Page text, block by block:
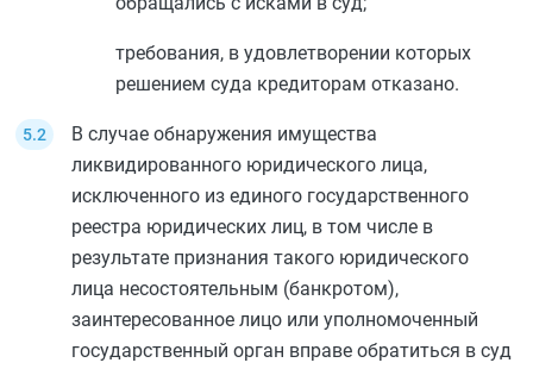
требования, в удовлетворении которых
решением суда кредиторам отказано.
В случае обнаружения имущества
ликвидированного юридического лица,
исключенного из единого государственного
реестра юридических лиц, в том числе в
результате признания такого юридического
лица несостоятельным (банкротом),
заинтересованное лицо или уполномоченный
государственный орган вправе обратиться в суд